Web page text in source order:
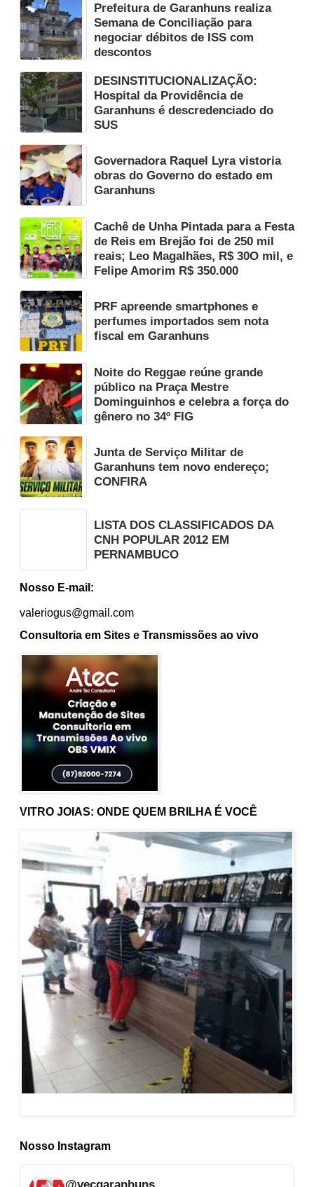
Nosso Instagram
VITRO JOIAS: ONDE QUEM BRILHA É VOCÊ
Prefeitura de Garanhuns realiza
Semana de Conciliação para
negociar débitos de ISS com
descontos
DESINSTITUCIONALIZAÇÃO:
Hospital da Providência de
Garanhuns é descredenciado do
SUS
Governadora Raquel Lyra vistoria
obras do Governo do estado em
Garanhuns
Cachê de Unha Pintada para a Festa
de Reis em Brejão foi de 250 mil
reais; Leo Magalhães, R$ 30O mil, e
Felipe Amorim R$ 350.000
PRF apreende smartphones e
perfumes importados sem nota
fiscal em Garanhuns
Noite do Reggae reúne grande
público na Praça Mestre
Dominguinhos e celebra a força do
gênero no 34º FIG
Junta de Serviço Militar de
Garanhuns tem novo endereço;
CONFIRA
LISTA DOS CLASSIFICADOS DA
CNH POPULAR 2012 EM
PERNAMBUCO
Nosso E-mail:
valeriogus@gmail.com
Consultoria em Sites e Transmissões ao vivo